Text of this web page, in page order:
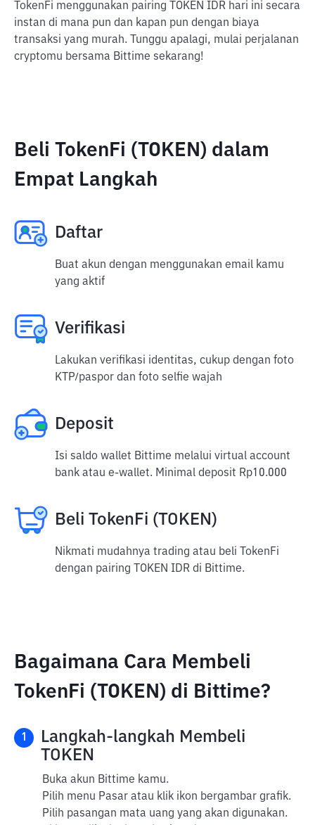
TokenFi menggunakan pairing TOKEN IDR hari ini secara
instan di mana pun dan kapan pun dengan biaya
transaksi yang murah. Tunggu apalagi, mulai perjalanan
cryptomu bersama Bittime sekarang!
Beli TokenFi (TOKEN) dalam
Empat Langkah
Daftar
Buat akun dengan menggunakan email kamu
yang aktif
Verifikasi
Lakukan verifikasi identitas, cukup dengan foto
KTP/paspor dan foto selfie wajah
Deposit
Isi saldo wallet Bittime melalui virtual account
bank atau e-wallet. Minimal deposit Rp10.000
Beli TokenFi (TOKEN)
Nikmati mudahnya trading atau beli TokenFi
dengan pairing TOKEN IDR di Bittime.
Bagaimana Cara Membeli
TokenFi (TOKEN) di Bittime?
1
Langkah-langkah Membeli
TOKEN
Buka akun Bittime kamu.
Pilih menu Pasar atau klik ikon bergambar grafik.
Pilih pasangan mata uang yang akan digunakan.